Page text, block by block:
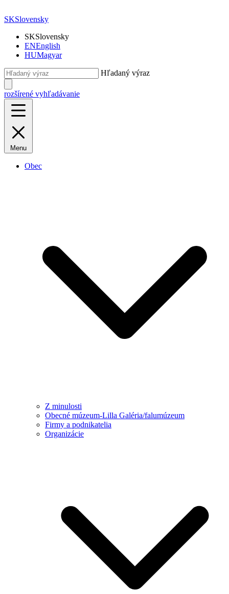
SKSlovensky
SKSlovensky
ENEnglish
HUMagyar
Hľadaný výraz
rozšírené vyhľadávanie
Menu
Obec
Z minulosti
Obecné múzeum-Lilla Galéria/falumúzeum
Firmy a podnikatelia
Organizácie